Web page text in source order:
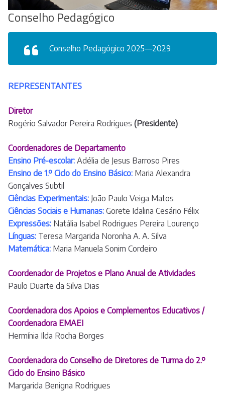
Conselho Pedagógico
Conselho Pedagógico 2025—2029
REPRESENTANTES
Diretor
Rogério Salvador Pereira Rodrigues (Presidente)
Coordenadores de Departamento
Ensino Pré-escolar: Adélia de Jesus Barroso Pires
Ensino de 1.º Ciclo do Ensino Básico: Maria Alexandra
Gonçalves Subtil
Ciências Experimentais: João Paulo Veiga Matos
Ciências Sociais e Humanas: Gorete Idalina Cesário Félix
Expressões: Natália Isabel Rodrigues Pereira Lourenço
Línguas: Teresa Margarida Noronha A. A. Silva
Matemática: Maria Manuela Sonim Cordeiro
Coordenador de Projetos e Plano Anual de Atividades
Paulo Duarte da Silva Dias
Coordenadora dos Apoios e Complementos Educativos /
Coordenadora EMAEI
Hermínia Ilda Rocha Borges
Coordenadora do Conselho de Diretores de Turma do 2.º
Ciclo do Ensino Básico
Margarida Benigna Rodrigues